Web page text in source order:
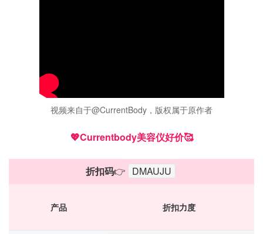
视频来自于@CurrentBody，版权属于原作者
💖Currentbody美容仪好价🥰
折扣码👉 DMAUJU
产品 折扣力度